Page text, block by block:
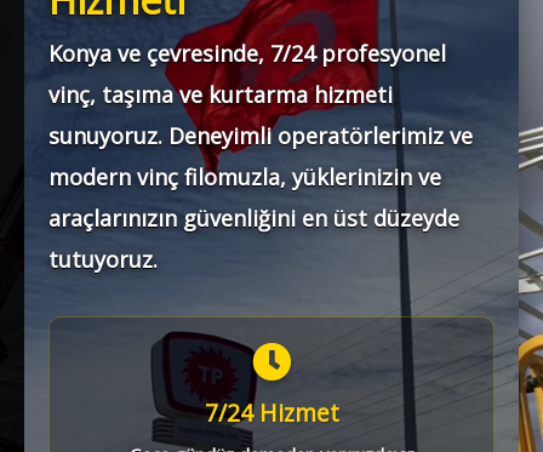
Konya ve çevresinde, 7/24 profesyonel
vinç, taşıma ve kurtarma hizmeti
sunuyoruz. Deneyimli operatörlerimiz ve
modern vinç filomuzla, yüklerinizin ve
araçlarınızın güvenliğini en üst düzeyde
tutuyoruz.
7/24 Hizmet